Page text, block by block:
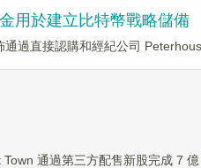
用於建立比特幣戰略儲備
過直接認購和經紀公司
通過第三方配售新股完成 7 億